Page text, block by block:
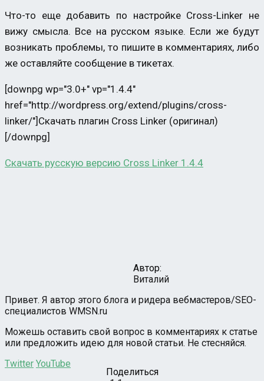
Что-то еще добавить по настройке Cross-Linker не
вижу смысла. Все на русском языке. Если же будут
возникать проблемы, то пишите в комментариях, либо
же оставляйте сообщение в тикетах.
[downpg wp="3.0+" vp="1.4.4"
href="http://wordpress.org/extend/plugins/cross-
linker/"]Скачать плагин Cross Linker (оригинал)
[/downpg]
Скачать русскую версию Cross Linker 1.4.4
Автор:
Виталий
Привет. Я автор этого блога и ридера вебмастеров/SEO-
специалистов WMSN.ru
Можешь оставить свой вопрос в комментариях к статье
или предложить идею для новой статьи. Не стесняйся.
Twitter YouTube
Поделиться